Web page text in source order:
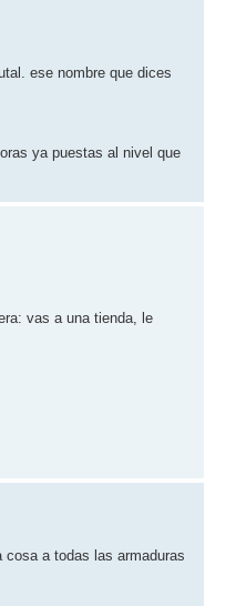
ese nombre que dices
ya puestas al nivel que
vas a una tienda, le
cosa a todas las armaduras